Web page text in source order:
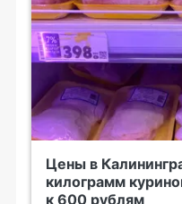
Цены в
килограмм
к 600 рублям